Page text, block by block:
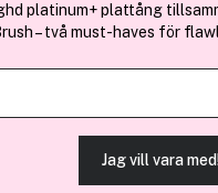
-20% Bara
platinum+ plattång
– två must-haves för
Jag vill vara